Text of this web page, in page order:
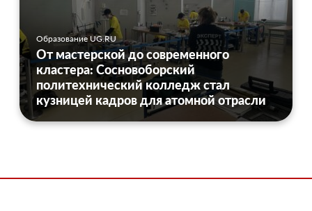
Образование UG.RU
От мастерской до современного
кластера: Сосновоборский
политехнический колледж стал
кузницей кадров для атомной отрасли